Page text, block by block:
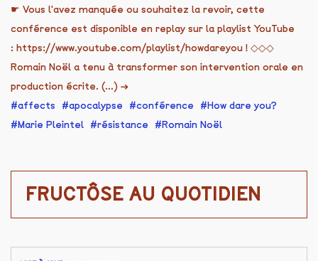
☛ Vous l'avez manquée ou souhaitez la revoir, cette
conférence est disponible en replay sur la playlist YouTube
: https://www.youtube.com/playlist/howdareyou ! ◇◇◇
Romain Noël a tenu à transformer son intervention orale en
production écrite. (...) →
affects
apocalypse conférence
How dare you?
Marie Pleintel
résistance Romain Noël
FRUCTÔSE AU QUOTIDIEN